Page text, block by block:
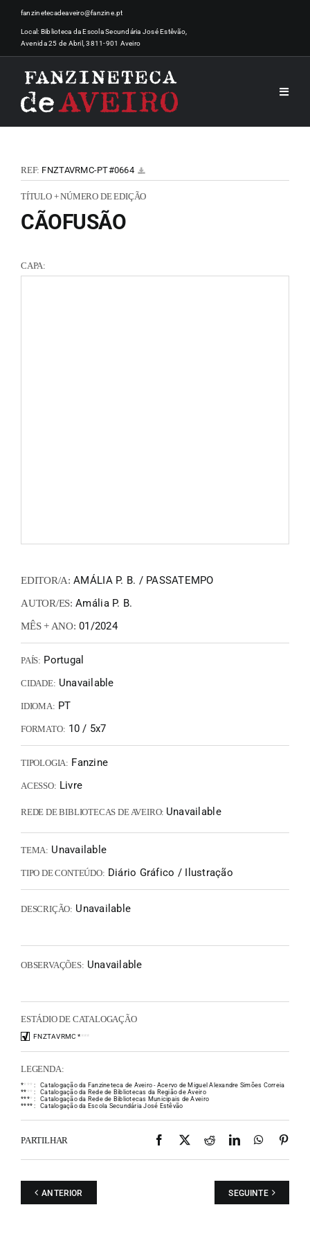
Skip
content
fanzinetecadeaveiro@fanzine.pt
Local: Biblioteca da Escola Secundária José Estêvão,
Avenida 25 de Abril, 3811-901 Aveiro
Toggle
REF: FNZTAVRMC-PT#0664
TÍTULO + NÚMERO DE EDIÇÃO
CÃOFUSÃO
CAPA:
EDITOR/A: AMÁLIA P. B. / PASSATEMPO
AUTOR/ES: Amália P. B.
MÊS + ANO: 01/2024
PAÍS: Portugal
CIDADE: Unavailable
IDIOMA: PT
FORMATO: 10 / 5x7
TIPOLOGIA: Fanzine
ACESSO: Livre
REDE DE BIBLIOTECAS DE AVEIRO: Unavailable
TEMA: Unavailable
TIPO DE CONTEÚDO: Diário Gráfico / Ilustração
DESCRIÇÃO: Unavailable
OBSERVAÇÕES: Unavailable
ESTÁDIO DE CATALOGAÇÃO
FNZTAVRMC ****
LEGENDA:
** * * :
Catalogação da Fanzineteca de Aveiro - Acervo de Miguel Alexandre Simões Correia
** * * :
Catalogação da Rede de Bibliotecas da Região de Aveiro
**** :
Catalogação da Rede de Bibliotecas Municipais de Aveiro
**** : Catalogação da Escola Secundária José Estêvão
PARTILHAR Facebook
X RedditLinkedIn
ANTERIOR SEGUINTE